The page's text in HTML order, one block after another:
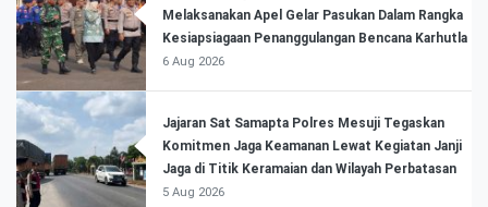
Melaksanakan Apel Gelar Pasukan Dalam Rangka
Kesiapsiagaan Penanggulangan Bencana Karhutla
6 Aug 2026
Jajaran Sat Samapta Polres Mesuji Tegaskan
Komitmen Jaga Keamanan Lewat Kegiatan Janji
Jaga di Titik Keramaian dan Wilayah Perbatasan
5 Aug 2026